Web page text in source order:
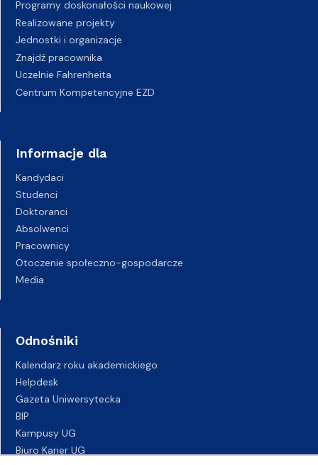
Programy doskonałości naukowej
Realizowane projekty
Jednostki i organizacje
Znajdź pracownika
Uczelnie Fahrenheita
Centrum Kompetencyjne EZD
Informacje dla
Kandydaci
Studenci
Doktoranci
Absolwenci
Pracownicy
Otoczenie społeczno-gospodarcze
Media
Odnośniki
Kalendarz roku akademickiego
Helpdesk
Gazeta Uniwersytecka
BIP
Kampusy UG
Biuro Karier UG